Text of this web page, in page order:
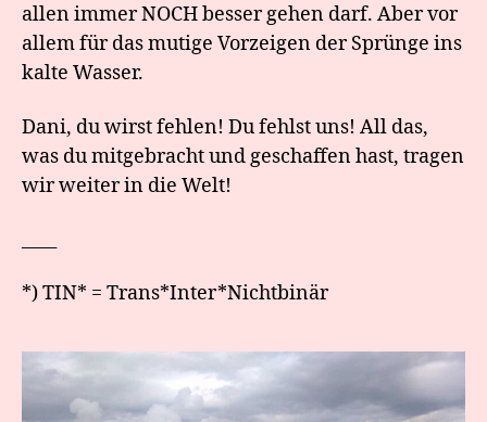
allen immer NOCH besser gehen darf. Aber vor
allem für das mutige Vorzeigen der Sprünge ins
kalte Wasser.
Dani, du wirst fehlen! Du fehlst uns! All das,
was du mitgebracht und geschaffen hast, tragen
wir weiter in die Welt!
*)TIN* = Trans*Inter*Nichtbinär